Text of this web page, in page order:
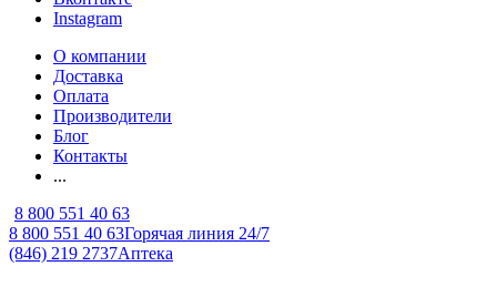
Instagram
О компании
Доставка
Оплата
Производители
Блог
Контакты
...
8 800 551 40 63
8 800 551 40 63Горячая линия 24/7
(846) 219 2737Аптека